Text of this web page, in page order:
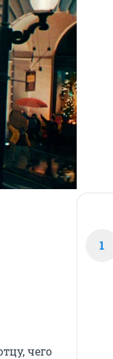
чего
1